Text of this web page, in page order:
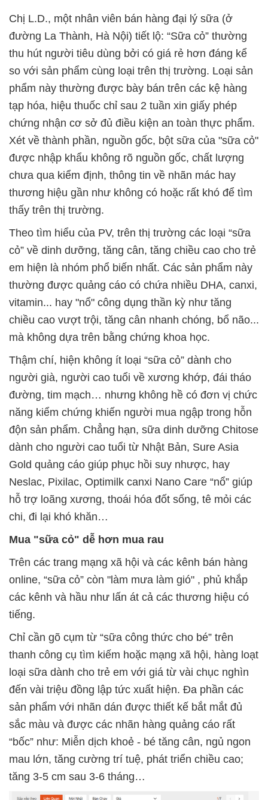
Chị L.D., một nhân viên bán hàng đại lý sữa (ở
đường La Thành, Hà Nội) tiết lộ: “Sữa cỏ” thường
thu hút người tiêu dùng bởi có giá rẻ hơn đáng kể
so với sản phẩm cùng loại trên thị trường. Loại sản
phẩm này thường được bày bán trên các kệ hàng
tạp hóa, hiệu thuốc chỉ sau 2 tuần xin giấy phép
chứng nhận cơ sở đủ điều kiện an toàn thực phẩm.
Xét về thành phần, nguồn gốc, bột sữa của "sữa cỏ"
được nhập khẩu không rõ nguồn gốc, chất lượng
chưa qua kiểm định, thông tin về nhãn mác hay
thương hiệu gần như không có hoặc rất khó để tìm
thấy trên thị trường.
Theo tìm hiểu của PV, trên thị trường các loại “sữa
cỏ” về dinh dưỡng, tăng cân, tăng chiều cao cho trẻ
em hiện là nhóm phổ biến nhất. Các sản phẩm này
thường được quảng cáo có chứa nhiều DHA, canxi,
vitamin... hay "nổ" công dụng thần kỳ như tăng
chiều cao vượt trội, tăng cân nhanh chóng, bổ não...
mà không dựa trên bằng chứng khoa học.
Thậm chí, hiện không ít loại “sữa cỏ” dành cho
người già, người cao tuổi về xương khớp, đái tháo
đường, tim mạch… nhưng không hề có đơn vị chức
năng kiểm chứng khiến người mua ngập trong hỗn
độn sản phẩm. Chẳng hạn, sữa dinh dưỡng Chitose
dành cho người cao tuổi từ Nhật Bản, Sure Asia
Gold quảng cáo giúp phục hồi suy nhược, hay
Neslac, Pixilac, Optimilk canxi Nano Care “nổ” giúp
hỗ trợ loãng xương, thoái hóa đốt sống, tê mỏi các
chi, đi lại khó khăn…
Mua "sữa cỏ" dễ hơn mua rau
Trên các trang mạng xã hội và các kênh bán hàng
online, “sữa cỏ” còn "làm mưa làm gió" , phủ khắp
các kênh và hầu như lấn át cả các thương hiệu có
tiếng.
Chỉ cần gõ cụm từ “sữa công thức cho bé” trên
thanh công cụ tìm kiếm hoặc mạng xã hội, hàng loạt
loại sữa dành cho trẻ em với giá từ vài chục nghìn
đến vài triệu đồng lập tức xuất hiện. Đa phần các
sản phẩm với nhãn dán được thiết kế bắt mắt đủ
sắc màu và được các nhãn hàng quảng cáo rất
“bốc” như: Miễn dịch khoẻ - bé tăng cân, ngủ ngon
mau lớn, tăng cường trí tuệ, phát triển chiều cao;
tăng 3-5 cm sau 3-6 tháng…